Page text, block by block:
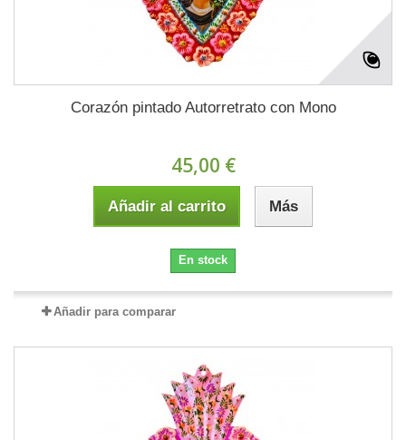
Corazón pintado Autorretrato con Mono
45,00 €
Añadir al carrito Más
En stock
Añadir para comparar